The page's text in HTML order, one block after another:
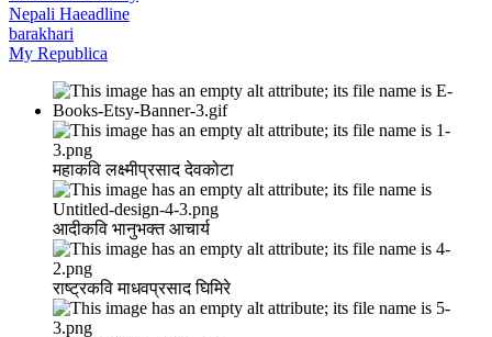
Nepali Haeadline
barakhari
My Republica
महाकवि लक्ष्मीप्रसाद देवकोटा
आदीकवि भानुभक्त आचार्य
राष्ट्रकवि माधवप्रसाद घिमिरे